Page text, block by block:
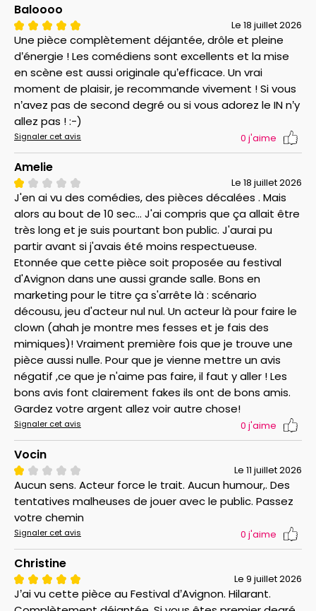
Baloooo
Le 18 juillet 2026
Une pièce complètement déjantée, drôle et pleine
d’énergie ! Les comédiens sont excellents et la mise
en scène est aussi originale qu’efficace. Un vrai
moment de plaisir, je recommande vivement ! Si vous
n’avez pas de second degré ou si vous adorez le IN n’y
allez pas ! :-)
Signaler cet avis 0 j'aime
Amelie
Le 18 juillet 2026
J'en ai vu des comédies, des pièces décalées . Mais
alors au bout de 10 sec... J'ai compris que ça allait être
très long et je suis pourtant bon public. J'aurai pu
partir avant si j'avais été moins respectueuse.
Etonnée que cette pièce soit proposée au festival
d'Avignon dans une aussi grande salle. Bons en
marketing pour le titre ça s'arrête là : scénario
décousu, jeu d'acteur nul nul. Un acteur là pour faire le
clown (ahah je montre mes fesses et je fais des
mimiques)! Vraiment première fois que je trouve une
pièce aussi nulle. Pour que je vienne mettre un avis
négatif ,ce que je n'aime pas faire, il faut y aller ! Les
bons avis font clairement fakes ils ont de bons amis.
Gardez votre argent allez voir autre chose!
Signaler cet avis 0 j'aime
Vocin
Le 11 juillet 2026
Aucun sens. Acteur force le trait. Aucun humour,. Des
tentatives malheuses de jouer avec le public. Passez
votre chemin
Signaler cet avis 0 j'aime
Christine
Le 9 juillet 2026
J’ai vu cette pièce au Festival d’Avignon. Hilarant.